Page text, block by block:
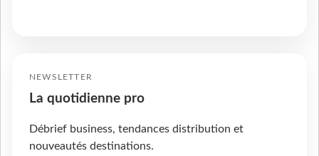
NEWSLETTER
La quotidienne pro
Débrief business, tendances distribution et
nouveautés destinations.